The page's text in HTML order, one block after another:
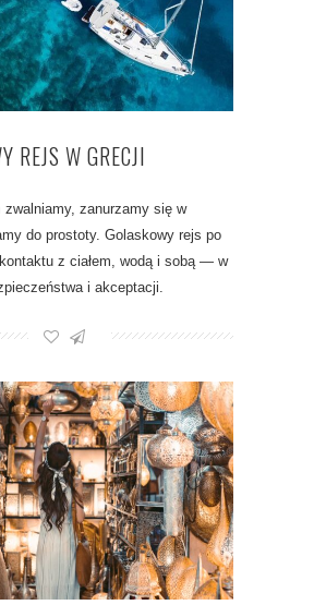
REJS W GRECJI
zwalniamy, zanurzamy się w
do prostoty. Golaskowy rejs po
z ciałem, wodą i sobą — w
i akceptacji.